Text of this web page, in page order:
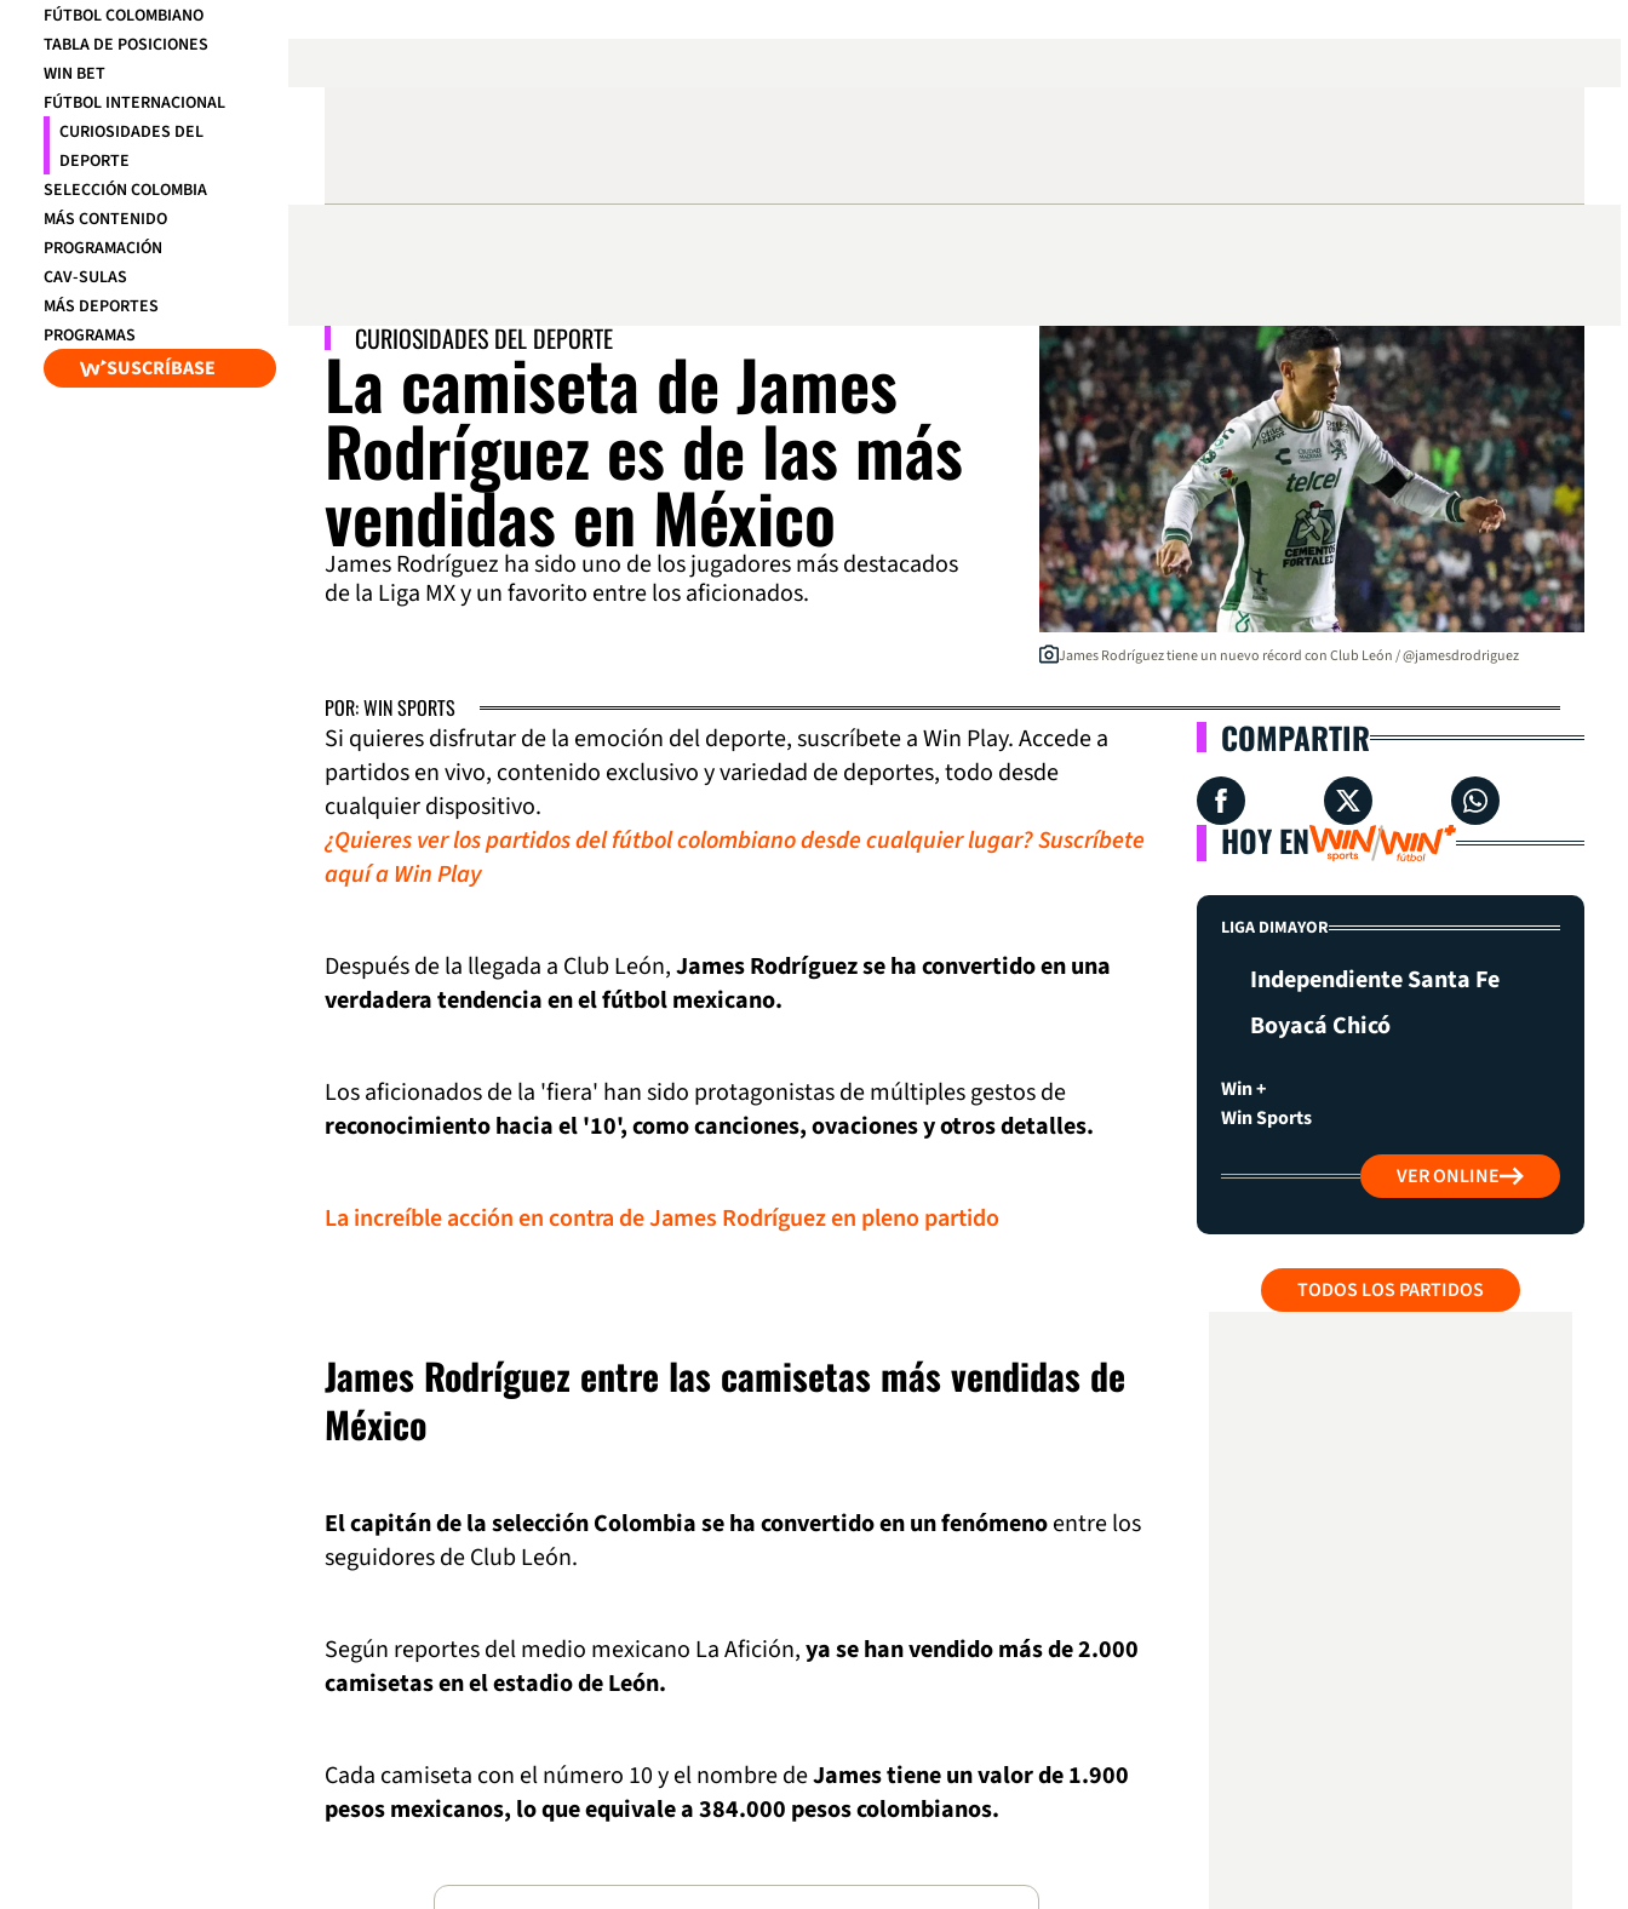
FÚTBOL COLOMBIANO
TABLA DE POSICIONES
WIN BET
FÚTBOL INTERNACIONAL
CURIOSIDADES DEL
DEPORTE
SELECCIÓN COLOMBIA
MÁS CONTENIDO
PROGRAMACIÓN
CAV-SULAS
MÁS DEPORTES
PROGRAMAS
SUSCRÍBASE
CURIOSIDADES DEL DEPORTE
La camiseta de James
Rodríguez es de las más
vendidas en México
James Rodríguez ha sido uno de los jugadores más destacados
de la Liga MX y un favorito entre los aficionados.
James Rodríguez tiene un nuevo récord con Club León / @jamesdrodriguez
POR: WIN SPORTS
Si quieres disfrutar de la emoción del deporte, suscríbete a Win Play. Accede a
partidos en vivo, contenido exclusivo y variedad de deportes, todo desde
cualquier dispositivo.
¿Quieres ver los partidos del fútbol colombiano desde cualquier lugar? Suscríbete
aquí a Win Play
Después de la llegada a Club León,James Rodríguez se ha convertido en una
verdadera tendencia en el fútbol mexicano.
Los aficionados de la 'fiera' han sido protagonistas de múltiples gestos de
reconocimiento hacia el '10', como canciones, ovaciones y otros detalles.
La increíble acción en contra de James Rodríguez en pleno partido
James Rodríguez entre las camisetas más vendidas de
México
El capitán de la selección Colombia se ha convertido en un fenómenoentre los
seguidores de Club León.
Según reportes del medio mexicano La Afición,ya se han vendido más de 2.000
camisetas en el estadio de León.
Cada camiseta con el número 10 y el nombre deJames tiene un valor de 1.900
pesos mexicanos, lo que equivale a 384.000 pesos colombianos.
COMPARTIR
HOY EN
LIGA DIMAYOR
Independiente Santa Fe
Boyacá Chicó
Win +
Win Sports
VER ONLINE
TODOS LOS PARTIDOS